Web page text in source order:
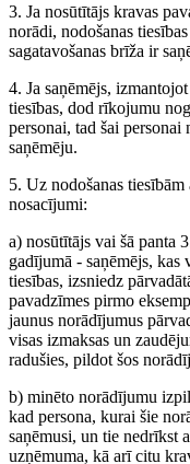
3. Ja nosūtītājs kravas
norādi, nodošanas
sagatavošanas brīža ir
4. Ja saņēmējs,
tiesības, dod rīkojumu
personai, tad šai
saņēmēju.
5. Uz nodošanas tiesībām
nosacījumi:
a) nosūtītājs vai šā panta
gadījumā - saņēmējs, kas
tiesības, izsniedz
pavadzīmes pirmo
jaunus norādījumus
visas izmaksas un
radušies, pildot šos
b) minēto norādījumu
kad persona, kurai šie
saņēmusi, un tie nedrīkst
uzņēmuma, kā arī citu